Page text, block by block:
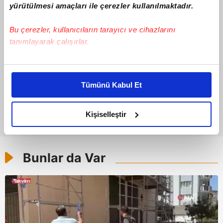
yürütülmesi amaçları ile çerezler kullanılmaktadır.
Bu çerezler, kullanıcıların tarayıcı ve cihazlarını
tanımlayarak çalışırlar.
Bu çerezlere izin vermeniz halinde sizlere özel
daha iyi reklam deneyimi yaşatabiliriz. Bunu yaparken
amacımızın size daha iyi bir reklam deneyimi sunmak
olduğunu ve sizlere en iyi içerikleri sunabilmek adına
elimizden gelen çabayı gösterdiğimizi ve bu noktada,
reklamların maliyetlerimizi karşılamak noktasında tek gelir
takdirde, kullanıcılara hedefli reklamlar
gösterilmeyecektir."
Sizlere daha iyi bir hizmet sunabilmek için İnternet
Tümünü Kabul Et
Kişiselleştir
Bunlar da Var